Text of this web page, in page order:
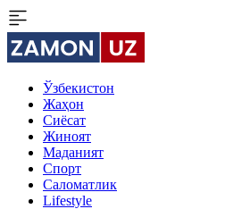
Ўзбекистон
Жаҳон
Сиёсат
Жиноят
Маданият
Спорт
Cаломатлик
Lifestyle